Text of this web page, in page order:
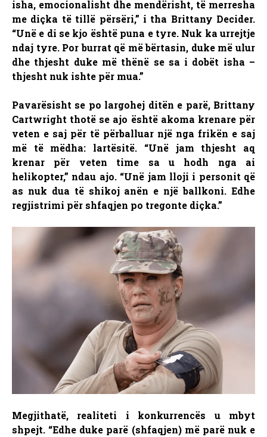
isha, emocionalisht dhe mendërisht, të merresha
me diçka të tillë përsëri,” i tha Brittany Decider.
“Unë e di se kjo është puna e tyre. Nuk ka urrejtje
ndaj tyre. Por burrat që më bërtasin, duke më ulur
dhe thjesht duke më thënë se sa i dobët isha –
thjesht nuk ishte për mua.”
Pavarësisht se po largohej ditën e parë, Brittany
Cartwright thotë se ajo është akoma krenare për
veten e saj për të përballuar një nga frikën e saj
më të mëdha: lartësitë. “Unë jam thjesht aq
krenar për veten time sa u hodh nga ai
helikopter,” ndau ajo. “Unë jam lloji i personit që
as nuk dua të shikoj anën e një ballkoni. Edhe
regjistrimi për shfaqjen po tregonte diçka.”
Megjithatë, realiteti i konkurrencës u mbyt
shpejt. “Edhe duke parë (shfaqjen) më parë nuk e